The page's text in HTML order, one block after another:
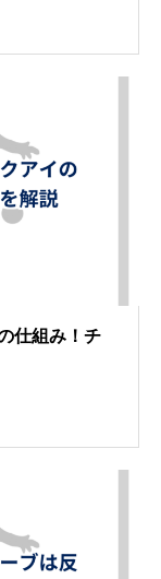
仕組み！チ